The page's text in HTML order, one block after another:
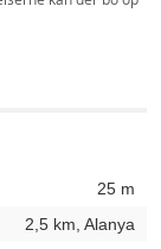
25 m
2,5 km, Alanya